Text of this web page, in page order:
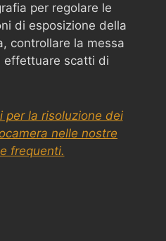
per regolare le
di esposizione della
controllare la messa
effettuare scatti di
per la risoluzione dei
nelle nostre
frequenti.